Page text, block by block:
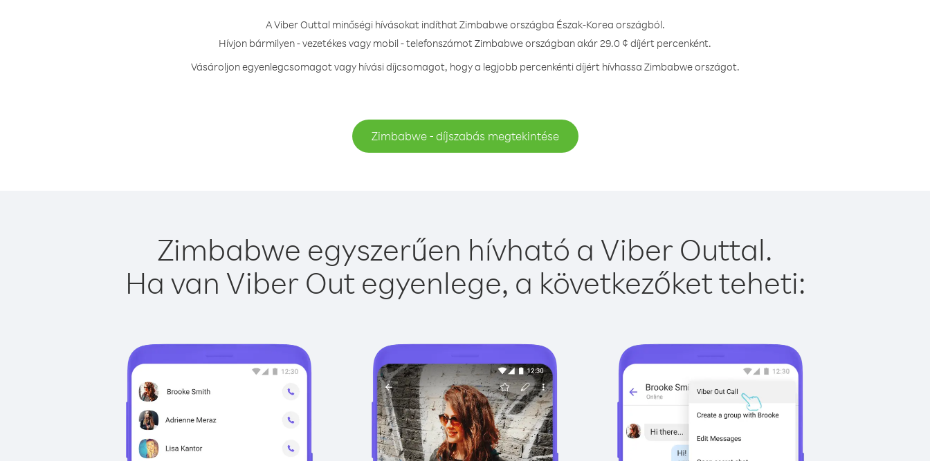
A Viber Outtal minőségi hívásokat indíthat Zimbabwe országba Észak-Korea országból.
Hívjon bármilyen - vezetékes vagy mobil - telefonszámot Zimbabwe országban akár 29.0 ¢ díjért percenként.
Vásároljon egyenlegcsomagot vagy hívási díjcsomagot, hogy a legjobb percenkénti díjért hívhassa Zimbabwe országot.
Zimbabwe - díjszabás megtekintése
Zimbabwe egyszerűen hívható a Viber Outtal.
Ha van Viber Out egyenlege, a következőket teheti: